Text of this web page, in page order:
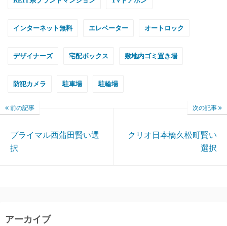
インターネット無料 エレベーター オートロック
デザイナーズ 宅配ボックス 敷地内ゴミ置き場
防犯カメラ 駐車場 駐輪場
前の記事
プライマル西蒲田賢い選
択
次の記事
クリオ日本橋久松町賢い
選択
アーカイブ